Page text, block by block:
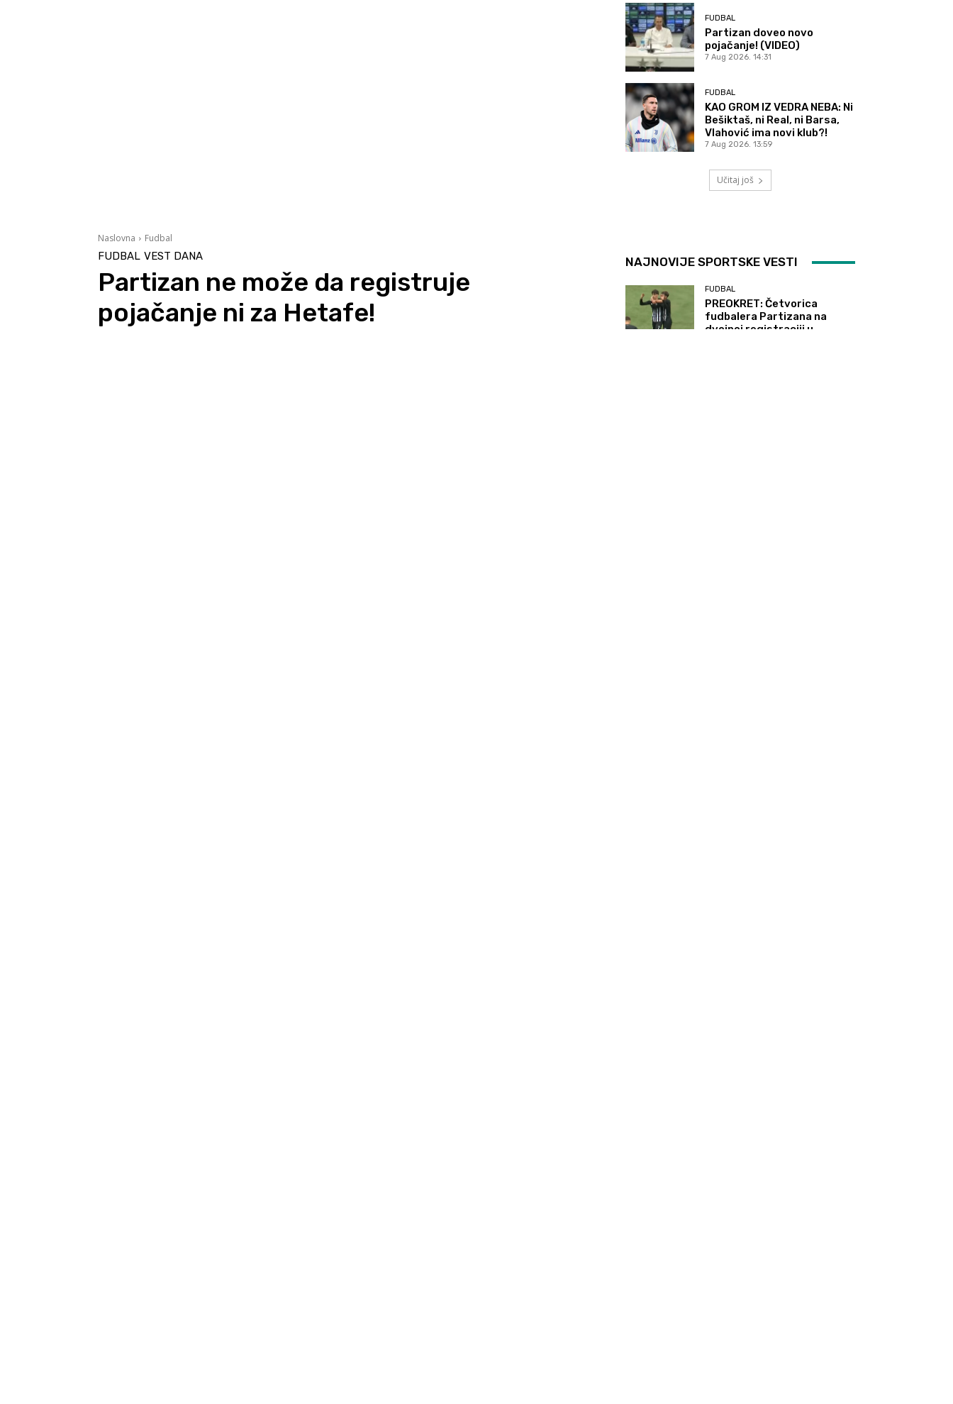
FUDBAL
Partizan doveo novo
pojačanje! (VIDEO)
7 Aug 2026. 14:31
FUDBAL
KAO GROM IZ VEDRA NEBA: Ni
Bešiktaš, ni Real, ni Barsa,
Vlahović ima novi klub?!
7 Aug 2026. 13:59
Učitaj još